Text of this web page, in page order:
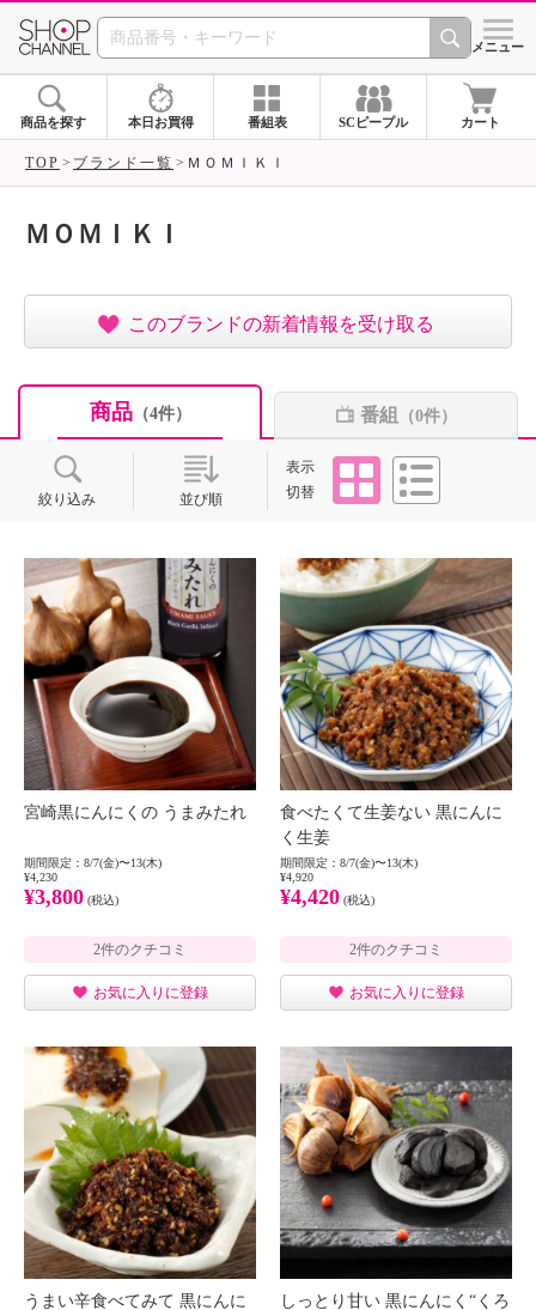
SHOP CHANNEL ショッ
メニュー
商品を探す 本日お買得 番組表 SCピープル カート
TOP ブランド一覧 ＭＯＭＩＫＩ
ＭＯＭＩＫＩ
このブランドの新着情報を受け取る
商品（4件） 番組 （0件）
絞り込み 並び順
表示
切替
タイル
宮崎黒にんにくの うまみたれ
期間限定：8/7(金)〜13(木)
¥4,230
¥3,800 (税込)
2件のクチコミ
お気に入りに登録
食べたくて生姜ない 黒にんに
く生姜
期間限定：8/7(金)〜13(木)
¥4,920
¥4,420 (税込)
2件のクチコミ
お気に入りに登録
うまい辛食べてみて 黒にんに
しっとり甘い 黒にんにく“くろ